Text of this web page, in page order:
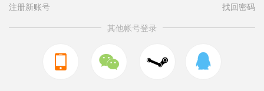
注册新账号
找回密码
其他帐号登录
  